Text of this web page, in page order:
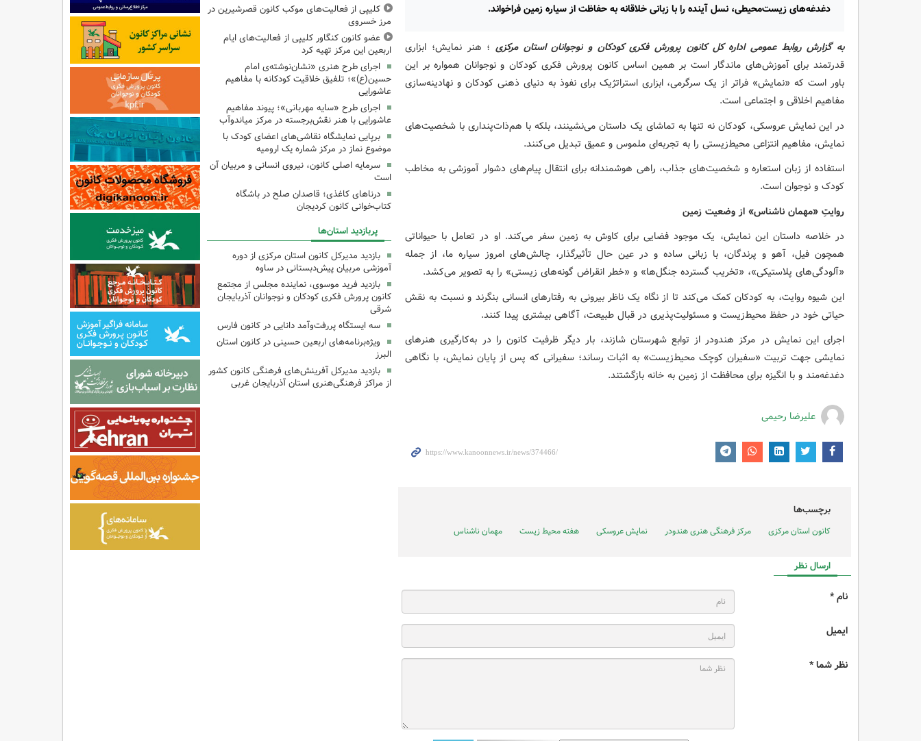
دغدغه‌های زیست‌محیطی، نسل آینده را با زبانی خلاقانه به حفاظت از سیاره زمین فراخواند.
به گزارش روابط عمومی اداره کل کانون پرورش فکری کودکان و نوجوانان استان مرکزی ؛ هنر نمایش؛ ابزاری
قدرتمند برای آموزش‌های ماندگار است بر همین اساس کانون پرورش فکری کودکان و نوجوانان همواره بر این
باور است که «نمایش» فراتر از یک سرگرمی، ابزاری استراتژیک برای نفوذ به دنیای ذهنی کودکان و نهادینه‌سازی
مفاهیم اخلاقی و اجتماعی است.
در این نمایش عروسکی، کودکان نه تنها به تماشای یک داستان می‌نشینند، بلکه با هم‌ذات‌پنداری با شخصیت‌های
نمایش، مفاهیم انتزاعی محیط‌زیستی را به تجربه‌ای ملموس و عمیق تبدیل می‌کنند.
استفاده از زبان استعاره و شخصیت‌های جذاب، راهی هوشمندانه برای انتقال پیام‌های دشوار آموزشی به مخاطب
کودک و نوجوان است.
روایتِ «مهمان ناشناس» از وضعیت زمین
در خلاصه داستان این نمایش، یک موجود فضایی برای کاوش به زمین سفر می‌کند. او در تعامل با حیواناتی
همچون فیل، آهو و پرندگان، با زبانی ساده و در عین حال تأثیرگذار، چالش‌های امروز سیاره ما، از جمله
«آلودگی‌های پلاستیکی»، «تخریب گسترده جنگل‌ها» و «خطر انقراض گونه‌های زیستی» را به تصویر می‌کشد.
این شیوه روایت، به کودکان کمک می‌کند تا از نگاه یک ناظر بیرونی به رفتارهای انسانی بنگرند و نسبت به نقش
حیاتی خود در حفظ محیط‌زیست و مسئولیت‌پذیری در قبال طبیعت، آگاهی بیشتری پیدا کنند.
اجرای این نمایش در مرکز هندودر از توابع شهرستان شازند، بار دیگر ظرفیت کانون را در به‌کارگیری هنرهای
نمایشی جهت تربیت «سفیران کوچک محیط‌زیست» به اثبات رساند؛ سفیرانی که پس از پایان نمایش، با نگاهی
دغدغه‌مند و با انگیزه برای محافظت از زمین به خانه بازگشتند.
علیرضا رحیمی
برچسب‌ها
کانون استان مرکزی مرکز فرهنگی هنری هندودر نمایش عروسکی هفته محیط زیست مهمان ناشناس
ارسال نظر
نام *
ایمیل
نظر شما *
کلیپی از فعالیت‌های موکب کانون قصرشیرین در
مرز خسروی
عضو کانون کنگاور کلیپی از فعالیت‌های ایام
اربعین این مرکز تهیه کرد
اجرای طرح هنری «نشان‌نوشته‌ی امام
حسین(ع)»؛ تلفیق خلاقیت کودکانه با مفاهیم
عاشورایی
اجرای طرح «سایه مهربانی»؛ پیوند مفاهیم
عاشورایی با هنر نقش‌برجسته در مرکز میاندوآب
برپایی نمایشگاه نقاشی‌های اعضای کودک با
موضوع نماز در مرکز شماره یک ارومیه
سرمایه اصلی کانون، نیروی انسانی و مربیان آن
است
درناهای کاغذی؛ قاصدان صلح در باشگاه
کتاب‌خوانی کانون کردیجان
پربازدید استان‌ها
بازدید مدیرکل کانون استان مرکزی از دوره
آموزشی مربیان پیش‌دبستانی در ساوه
بازدید فرید موسوی، نماینده مجلس از مجتمع
کانون پرورش فکری کودکان و نوجوانان آذربایجان
شرقی
سه ایستگاه پررفت‌وآمد دانایی در کانون فارس
ویژه‌برنامه‌های اربعین حسینی در کانون استان
البرز
بازدید مدیرکل آفرینش‌های فرهنگی کانون کشور
از مراکز فرهنگی‌هنری استان آذربایجان غربی